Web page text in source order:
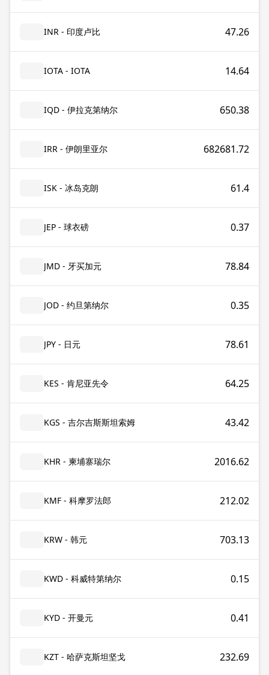
INR - 印度卢比 47.26
IOTA - IOTA 14.64
IQD - 伊拉克第纳尔 650.38
IRR - 伊朗里亚尔 682681.72
ISK - 冰岛克朗 61.4
JEP - 球衣磅 0.37
JMD - 牙买加元 78.84
JOD - 约旦第纳尔 0.35
JPY - 日元 78.61
KES - 肯尼亚先令 64.25
KGS - 吉尔吉斯斯坦索姆 43.42
KHR - 柬埔寨瑞尔 2016.62
KMF - 科摩罗法郎 212.02
KRW - 韩元 703.13
KWD - 科威特第纳尔 0.15
KYD - 开曼元 0.41
KZT - 哈萨克斯坦坚戈 232.69